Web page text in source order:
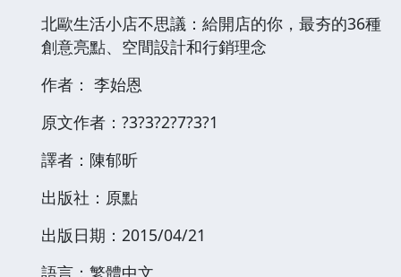
北歐生活小店不思議：給開店的你，最夯的36種
創意亮點、空間設計和行銷理念
作者： 李始恩
原文作者：?3?3?2?7?3?1
譯者：陳郁昕
出版社：原點
出版日期：2015/04/21
語言：繁體中文